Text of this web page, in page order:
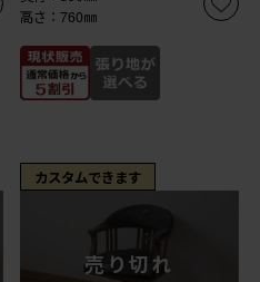
高さ：760㎜
カスタムできます
売り切れ